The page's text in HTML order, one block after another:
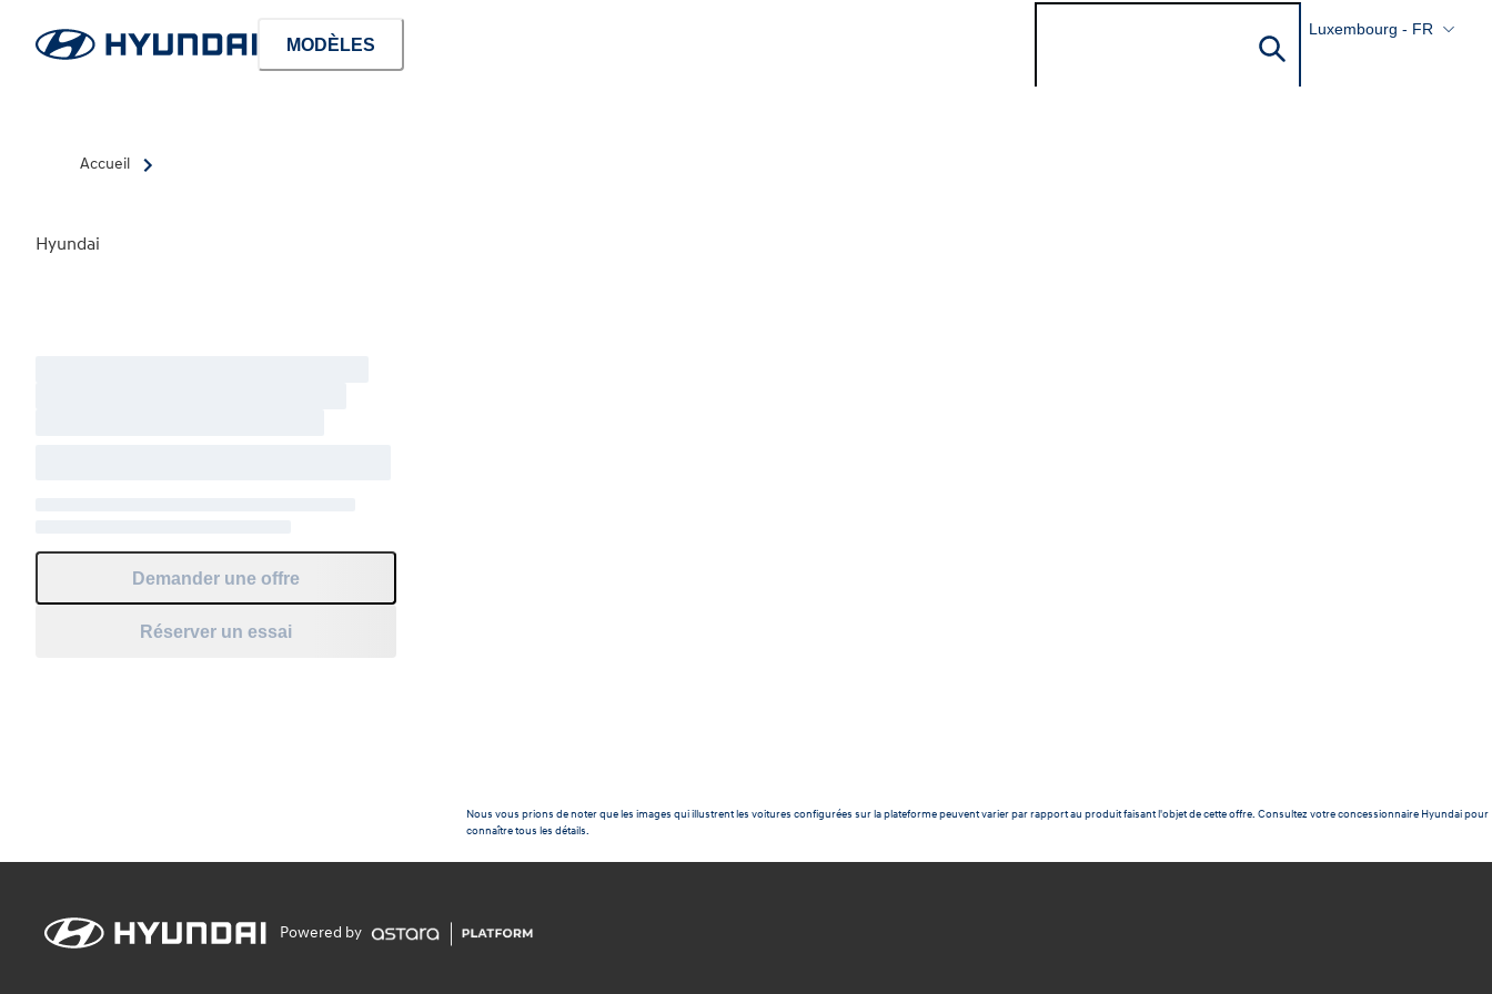
MODÈLES
Luxembourg - FR
Accueil
Hyundai
Demander une offre
Réserver un essai
Nous vous prions de noter que les images qui illustrent les voitures configurées sur la plateforme peuvent varier par rapport au produit faisant l'objet de cette offre. Consultez votre concessionnaire Hyundai pour
connaître tous les détails.
Powered by